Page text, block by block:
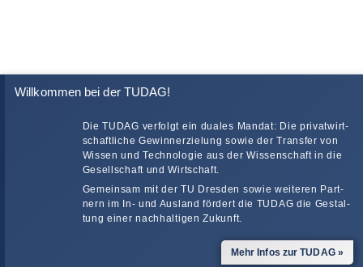
Willkommen bei der TUDAG!
Die TUDAG ver­folgt ein dua­les Man­dat: Die pri­vat­wirt­
schaft­li­che Gewinn­erzie­lung sowie der Trans­fer von
Wis­sen und Tech­no­lo­gie aus der Wis­sen­schaft in die
Gesell­schaft und Wirtschaft.
Gemein­sam mit der TU Dres­den sowie wei­te­ren Part­
nern im In- und Aus­land för­dert die TUDAG die Gestal­
tung einer nach­hal­ti­gen Zukunft.
Mehr Infos zur TUDAG »